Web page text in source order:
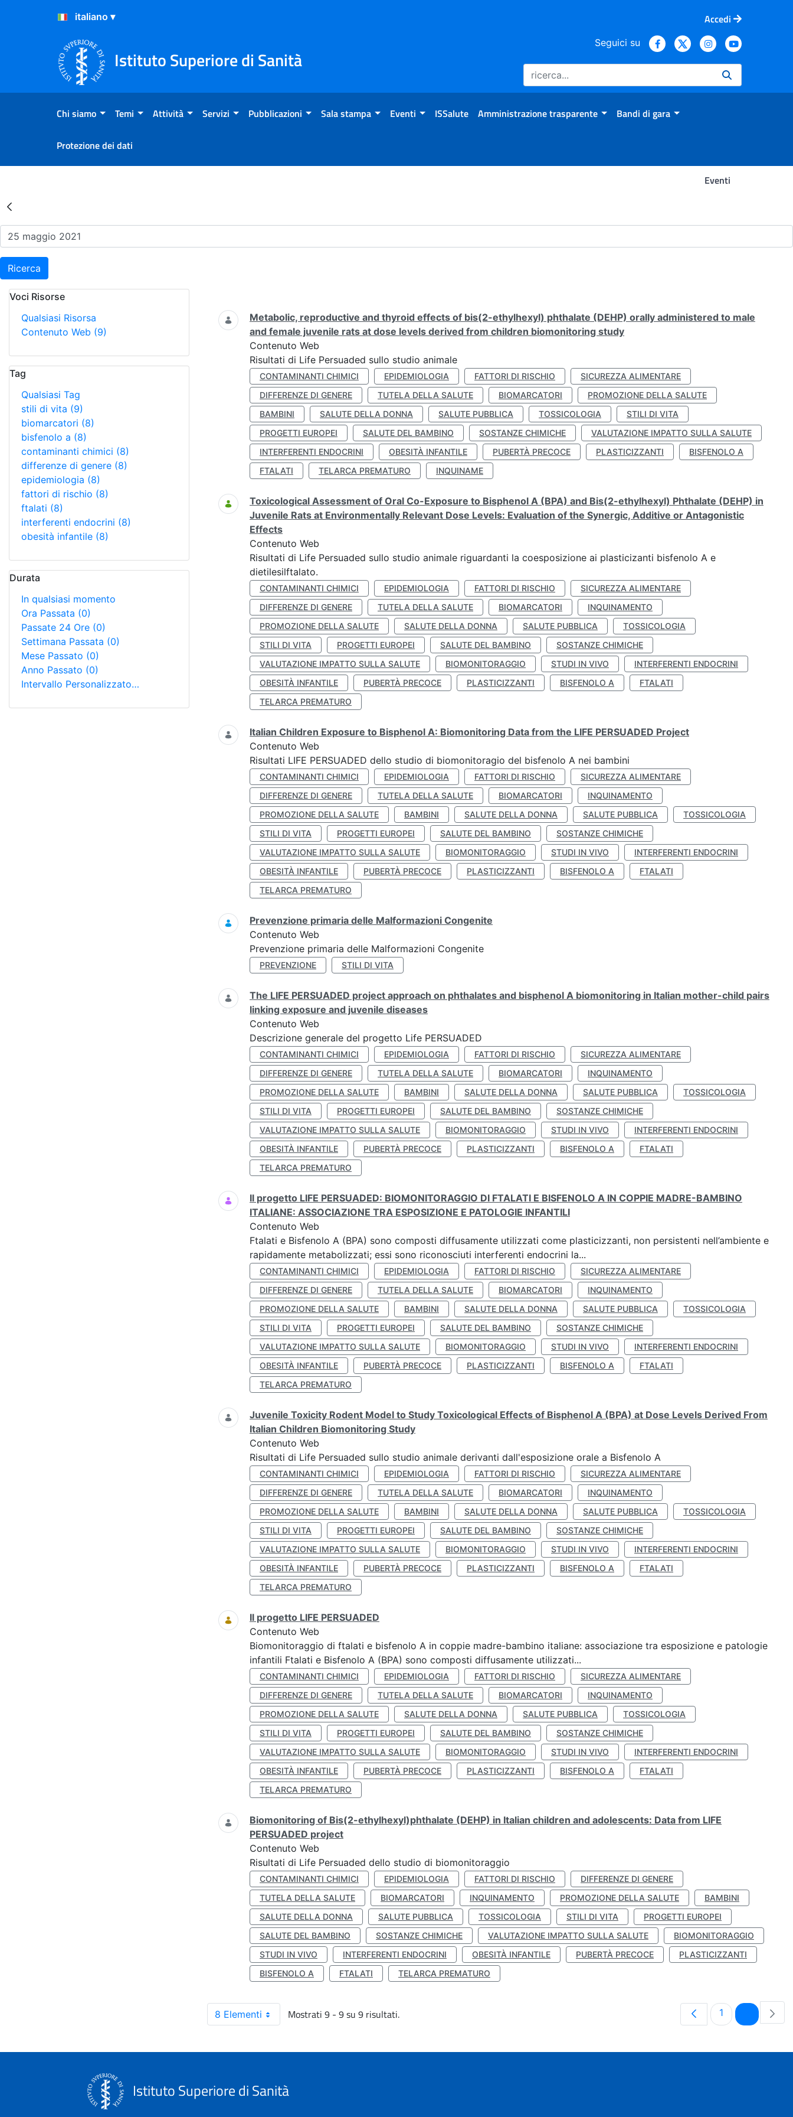
Salta al Contenuto
Salta al Footer
Accedi
Istituto Superiore di Sanità
Seguici su
Chi siamo Temi Attività Servizi Pubblicazioni Sala stampa Eventi ISSalute Amministrazione trasparente Bandi di gara
Protezione dei dati
Eventi
Risultati della Ricerca - Eventi
Ricerca
Voci Risorse
Qualsiasi Risorsa
Contenuto Web (9)
Tag
Qualsiasi Tag
stili di vita (9)
biomarcatori (8)
bisfenolo a (8)
contaminanti chimici (8)
differenze di genere (8)
epidemiologia (8)
fattori di rischio (8)
ftalati (8)
interferenti endocrini (8)
obesità infantile (8)
Durata
In qualsiasi momento
Ora Passata (0)
Passate 24 Ore (0)
Settimana Passata (0)
Mese Passato (0)
Anno Passato (0)
Intervallo Personalizzato…
Ricerca
Metabolic, reproductive and thyroid effects of bis(2-ethylhexyl) phthalate (DEHP) orally administered to male
and female juvenile rats at dose levels derived from children biomonitoring study
Contenuto Web
Risultati di Life Persuaded sullo studio animale
CONTAMINANTI CHIMICI EPIDEMIOLOGIA FATTORI DI RISCHIO
SICUREZZA ALIMENTARE
DIFFERENZE DI GENERE
TUTELA DELLA SALUTE BIOMARCATORI
PROMOZIONE DELLA SALUTE
BAMBINI
SALUTE DELLA DONNA SALUTE PUBBLICA TOSSICOLOGIA
STILI DI VITA
PROGETTI EUROPEI
SALUTE DEL BAMBINO SOSTANZE CHIMICHE
VALUTAZIONE IMPATTO SULLA SALUTE
INTERFERENTI ENDOCRINI
OBESITÀ INFANTILE PUBERTÀ PRECOCE PLASTICIZZANTI
BISFENOLO A
FTALATI
TELARCA PREMATURO INQUINAME
Toxicological Assessment of Oral Co-Exposure to Bisphenol A (BPA) and Bis(2-ethylhexyl) Phthalate (DEHP) in
Juvenile Rats at Environmentally Relevant Dose Levels: Evaluation of the Synergic, Additive or Antagonistic
Effects
Contenuto Web
Risultati di Life Persuaded sullo studio animale riguardanti la coesposizione ai plasticizanti bisfenolo A e
dietilesilftalato.
CONTAMINANTI CHIMICI EPIDEMIOLOGIA FATTORI DI RISCHIO
SICUREZZA ALIMENTARE
DIFFERENZE DI GENERE
TUTELA DELLA SALUTE BIOMARCATORI
INQUINAMENTO
PROMOZIONE DELLA SALUTE
SALUTE DELLA DONNA SALUTE PUBBLICA
TOSSICOLOGIA
STILI DI VITA
PROGETTI EUROPEI SALUTE DEL BAMBINO
SOSTANZE CHIMICHE
VALUTAZIONE IMPATTO SULLA SALUTE
BIOMONITORAGGIO STUDI IN VIVO
INTERFERENTI ENDOCRINI
OBESITÀ INFANTILE
PUBERTÀ PRECOCE PLASTICIZZANTI BISFENOLO A
FTALATI
TELARCA PREMATURO
Italian Children Exposure to Bisphenol A: Biomonitoring Data from the LIFE PERSUADED Project
Contenuto Web
Risultati LIFE PERSUADED dello studio di biomonitoragio del bisfenolo A nei bambini
CONTAMINANTI CHIMICI EPIDEMIOLOGIA FATTORI DI RISCHIO
SICUREZZA ALIMENTARE
DIFFERENZE DI GENERE
TUTELA DELLA SALUTE BIOMARCATORI
INQUINAMENTO
PROMOZIONE DELLA SALUTE
BAMBINI SALUTE DELLA DONNA SALUTE PUBBLICA
TOSSICOLOGIA
STILI DI VITA
PROGETTI EUROPEI SALUTE DEL BAMBINO
SOSTANZE CHIMICHE
VALUTAZIONE IMPATTO SULLA SALUTE
BIOMONITORAGGIO STUDI IN VIVO
INTERFERENTI ENDOCRINI
OBESITÀ INFANTILE
PUBERTÀ PRECOCE PLASTICIZZANTI BISFENOLO A
FTALATI
TELARCA PREMATURO
Prevenzione primaria delle Malformazioni Congenite
Contenuto Web
Prevenzione primaria delle Malformazioni Congenite
PREVENZIONE STILI DI VITA
The LIFE PERSUADED project approach on phthalates and bisphenol A biomonitoring in Italian mother-child pairs
linking exposure and juvenile diseases
Contenuto Web
Descrizione generale del progetto Life PERSUADED
CONTAMINANTI CHIMICI EPIDEMIOLOGIA FATTORI DI RISCHIO
SICUREZZA ALIMENTARE
DIFFERENZE DI GENERE
TUTELA DELLA SALUTE BIOMARCATORI
INQUINAMENTO
PROMOZIONE DELLA SALUTE
BAMBINI SALUTE DELLA DONNA SALUTE PUBBLICA
TOSSICOLOGIA
STILI DI VITA
PROGETTI EUROPEI SALUTE DEL BAMBINO
SOSTANZE CHIMICHE
VALUTAZIONE IMPATTO SULLA SALUTE
BIOMONITORAGGIO STUDI IN VIVO
INTERFERENTI ENDOCRINI
OBESITÀ INFANTILE
PUBERTÀ PRECOCE PLASTICIZZANTI BISFENOLO A
FTALATI
TELARCA PREMATURO
Il progetto LIFE PERSUADED: BIOMONITORAGGIO DI FTALATI E BISFENOLO A IN COPPIE MADRE-BAMBINO
ITALIANE: ASSOCIAZIONE TRA ESPOSIZIONE E PATOLOGIE INFANTILI
Contenuto Web
Ftalati e Bisfenolo A (BPA) sono composti diffusamente utilizzati come plasticizzanti, non persistenti nell’ambiente e
rapidamente metabolizzati; essi sono riconosciuti interferenti endocrini la...
CONTAMINANTI CHIMICI EPIDEMIOLOGIA FATTORI DI RISCHIO
SICUREZZA ALIMENTARE
DIFFERENZE DI GENERE
TUTELA DELLA SALUTE BIOMARCATORI
INQUINAMENTO
PROMOZIONE DELLA SALUTE
BAMBINI SALUTE DELLA DONNA SALUTE PUBBLICA
TOSSICOLOGIA
STILI DI VITA
PROGETTI EUROPEI SALUTE DEL BAMBINO
SOSTANZE CHIMICHE
VALUTAZIONE IMPATTO SULLA SALUTE
BIOMONITORAGGIO STUDI IN VIVO
INTERFERENTI ENDOCRINI
OBESITÀ INFANTILE
PUBERTÀ PRECOCE PLASTICIZZANTI BISFENOLO A
FTALATI
TELARCA PREMATURO
Juvenile Toxicity Rodent Model to Study Toxicological Effects of Bisphenol A (BPA) at Dose Levels Derived From
Italian Children Biomonitoring Study
Contenuto Web
Risultati di Life Persuaded sullo studio animale derivanti dall'esposizione orale a Bisfenolo A
CONTAMINANTI CHIMICI EPIDEMIOLOGIA FATTORI DI RISCHIO
SICUREZZA ALIMENTARE
DIFFERENZE DI GENERE
TUTELA DELLA SALUTE BIOMARCATORI
INQUINAMENTO
PROMOZIONE DELLA SALUTE
BAMBINI SALUTE DELLA DONNA SALUTE PUBBLICA
TOSSICOLOGIA
STILI DI VITA
PROGETTI EUROPEI SALUTE DEL BAMBINO
SOSTANZE CHIMICHE
VALUTAZIONE IMPATTO SULLA SALUTE
BIOMONITORAGGIO STUDI IN VIVO
INTERFERENTI ENDOCRINI
OBESITÀ INFANTILE
PUBERTÀ PRECOCE PLASTICIZZANTI BISFENOLO A
FTALATI
TELARCA PREMATURO
Il progetto LIFE PERSUADED
Contenuto Web
Biomonitoraggio di ftalati e bisfenolo A in coppie madre-bambino italiane: associazione tra esposizione e patologie
infantili Ftalati e Bisfenolo A (BPA) sono composti diffusamente utilizzati...
CONTAMINANTI CHIMICI EPIDEMIOLOGIA FATTORI DI RISCHIO
SICUREZZA ALIMENTARE
DIFFERENZE DI GENERE
TUTELA DELLA SALUTE BIOMARCATORI
INQUINAMENTO
PROMOZIONE DELLA SALUTE
SALUTE DELLA DONNA SALUTE PUBBLICA
TOSSICOLOGIA
STILI DI VITA
PROGETTI EUROPEI SALUTE DEL BAMBINO
SOSTANZE CHIMICHE
VALUTAZIONE IMPATTO SULLA SALUTE
BIOMONITORAGGIO STUDI IN VIVO
INTERFERENTI ENDOCRINI
OBESITÀ INFANTILE
PUBERTÀ PRECOCE PLASTICIZZANTI BISFENOLO A
FTALATI
TELARCA PREMATURO
Biomonitoring of Bis(2-ethylhexyl)phthalate (DEHP) in Italian children and adolescents: Data from LIFE
PERSUADED project
Contenuto Web
Risultati di Life Persuaded dello studio di biomonitoraggio
CONTAMINANTI CHIMICI EPIDEMIOLOGIA FATTORI DI RISCHIO
DIFFERENZE DI GENERE
TUTELA DELLA SALUTE
BIOMARCATORI INQUINAMENTO PROMOZIONE DELLA SALUTE
BAMBINI
SALUTE DELLA DONNA
SALUTE PUBBLICA TOSSICOLOGIA STILI DI VITA
PROGETTI EUROPEI
SALUTE DEL BAMBINO
SOSTANZE CHIMICHE VALUTAZIONE IMPATTO SULLA SALUTE
BIOMONITORAGGIO
STUDI IN VIVO
INTERFERENTI ENDOCRINI OBESITÀ INFANTILE PUBERTÀ PRECOCE
PLASTICIZZANTI
BISFENOLO A
FTALATI TELARCA PREMATURO
8 Elementi Mostrati 9 - 9 su 9 risultati. Pagina
1 Pagina
Istituto Superiore di Sanità